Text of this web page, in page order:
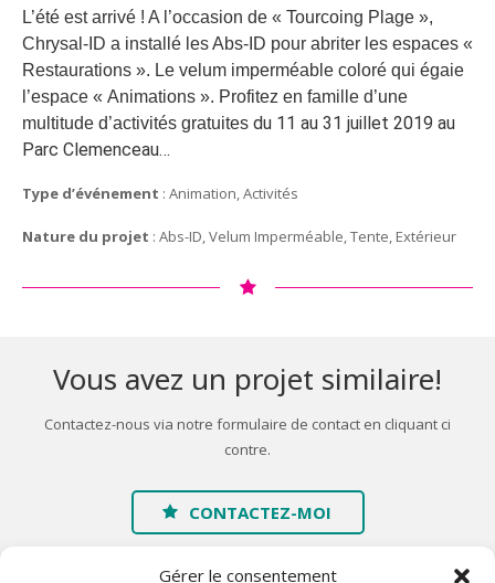
Gérer le consentement
L’été est arrivé ! A l’occasion de « Tourcoing Plage »,
Chrysal-ID a installé les Abs-ID pour abriter les espaces «
Restaurations ». Le velum imperméable coloré qui égaie
l’espace « Animations ». Profitez en famille d’une
multitude d’activités gratuites du 11 au 31 juillet 2019 au
Parc Clemenceau…
Type d’événement : Animation, Activités
Nature du projet : Abs-ID, Velum Imperméable, Tente, Extérieur
Vous avez un projet similaire!
Contactez-nous via notre formulaire de contact en cliquant ci
contre.
CONTACTEZ-MOI